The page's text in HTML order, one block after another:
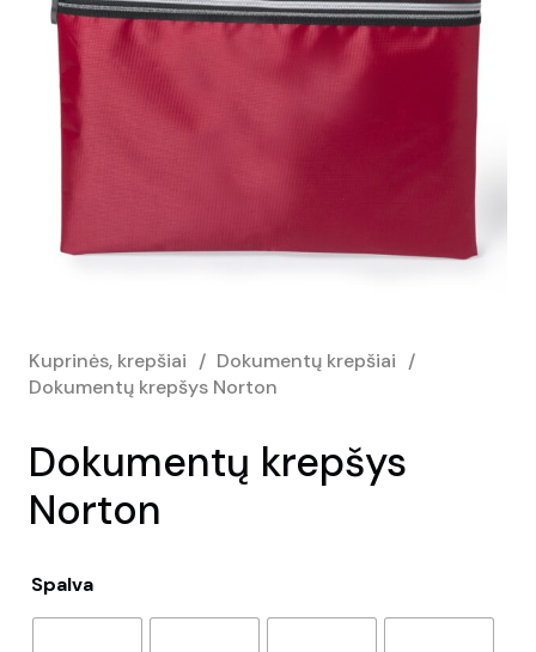
Kuprinės, krepšiai / Dokumentų krepšiai /
Dokumentų krepšys Norton
Dokumentų krepšys
Norton
Spalva